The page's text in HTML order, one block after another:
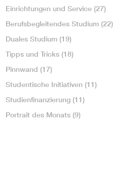
Einrichtungen und Service (27)
Berufsbegleitendes Studium (22)
Duales Studium (19)
Tipps und Tricks (18)
Pinnwand (17)
Studentische Initiativen (11)
Studienfinanzierung (11)
Portrait des Monats (9)